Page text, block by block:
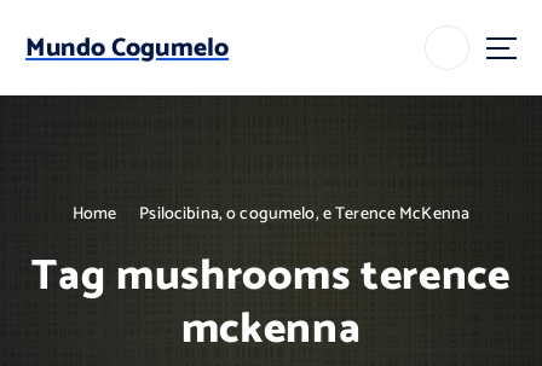
p
Mundo Cogumelo
Home Psilocibina, o cogumelo, e Terence McKenna
Tag mushrooms terence
mckenna